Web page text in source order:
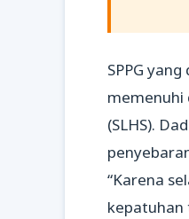
SPPG
memenuhi
(SLHS).
“Karena
kepatuhan